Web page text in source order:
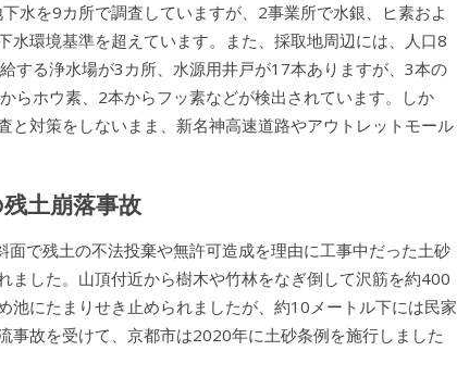
水を9カ所で調査していますが、2事業所で水銀、ヒ素およ
水環境基準を超えています。また、採取地周辺には、人口8
する浄水場が3カ所、水源用井戸が17本ありますが、3本の
らホウ素、2本からフッ素などが検出されています。しか
と対策をしないまま、新名神高速道路やアウトレットモール
土崩落事故
で残土の不法投棄や無許可造成を理由に工事中だった土砂
ました。山頂付近から樹木や竹林をなぎ倒して沢筋を約400
池にたまりせき止められましたが、約10メートル下には民家
事故を受けて、京都市は2020年に土砂条例を施行しました